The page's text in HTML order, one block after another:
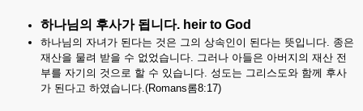
하나님의 후사가 됩니다. heir to God
하나님의 자녀가 된다는 것은 그의 상속인이 된다는 뜻입니다. 종은
재산을 물려 받을 수 없었습니다. 그러나 아들은 아버지의 재산 전
부를 자기의 것으로 할 수 있습니다. 성도는 그리스도와 함께 후사
가 된다고 하였습니다.(Romans롬8:17)